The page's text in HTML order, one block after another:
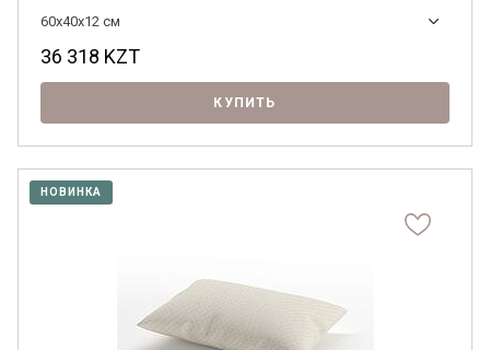
60x40x12 см
36 318 KZT
КУПИТЬ
НОВИНКА